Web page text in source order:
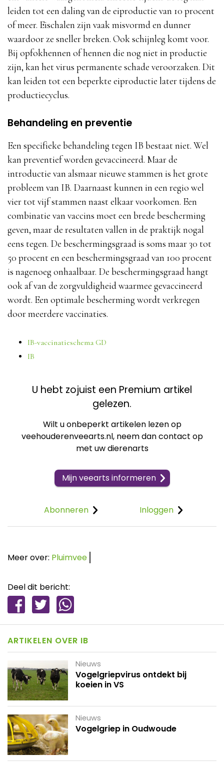
leiden tot een daling van de eiproductie van 10 procent
of meer. Eischalen zijn vaak misvormd en dunner
waardoor ze sneller breken. Ook schijnleg komt voor.
Bij opfokhennen of hennen die nog niet in productie
zijn, kan het virus permanente schade veroorzaken. Dit
kan leiden tot een beperkte eiproductie later tijdens de
productiecyclus.
Behandeling en preventie
Een specifieke behandeling tegen IB bestaat niet. Wel
kan preventief worden gevaccineerd. Maar de
introductie van alsmaar nieuwe stammen is het grote
probleem van IB. Daarnaast kunnen in een regio wel
vier tot vijf stammen naast elkaar voorkomen. Een
combinatie van vaccins moet een brede bescherming
geven, maar de resultaten vallen in de praktijk nogal
eens tegen. De beschermingsgraad is soms maar 30 tot
50 procent en een beschermingsgraad van 100 procent
is nagenoeg onhaalbaar. De beschermingsgraad hangt
ook af van de zorgvuldigheid waarmee gevaccineerd
wordt. Een optimale bescherming wordt verkregen
door meerdere vaccinaties.
IB-vaccinatieschema GD
IB
U hebt zojuist een Premium artikel
gelezen.
Wilt u onbeperkt artikelen lezen op
veehouderenveearts.nl, neem dan contact op
met uw dierenarts
Mijn veearts informeren
Abonneren Inloggen
Meer over: Pluimvee
Deel dit bericht:
ARTIKELEN OVER IB
Nieuws
Vogelgriepvirus ontdekt bij
koeien in VS
Nieuws
Vogelgriep in Oudwoude